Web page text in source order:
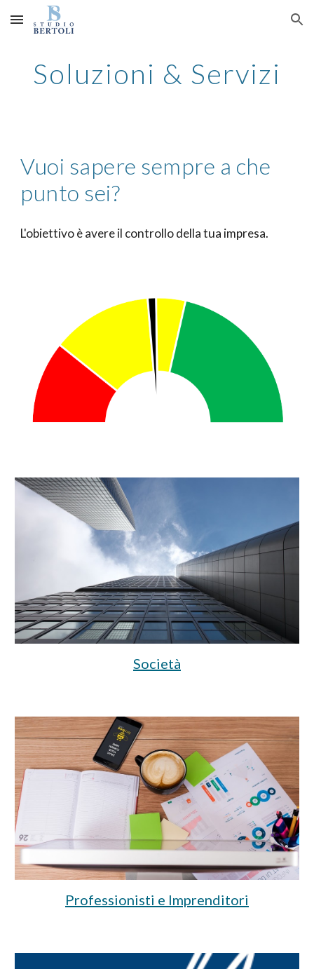
Skip to main content Skip to navigation
Soluzioni & Servizi
Vuoi sapere sempre a che
punto sei?
L'obiettivo è avere il controllo della tua impresa.
Società
Professionisti e Imprenditori